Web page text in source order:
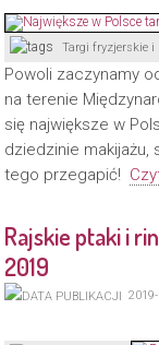
Targi fryzjerskie i
Powoli zaczynamy
na terenie
się największe w
dziedzinie makijażu,
tego przegapić!
Rajskie ptaki i
2019